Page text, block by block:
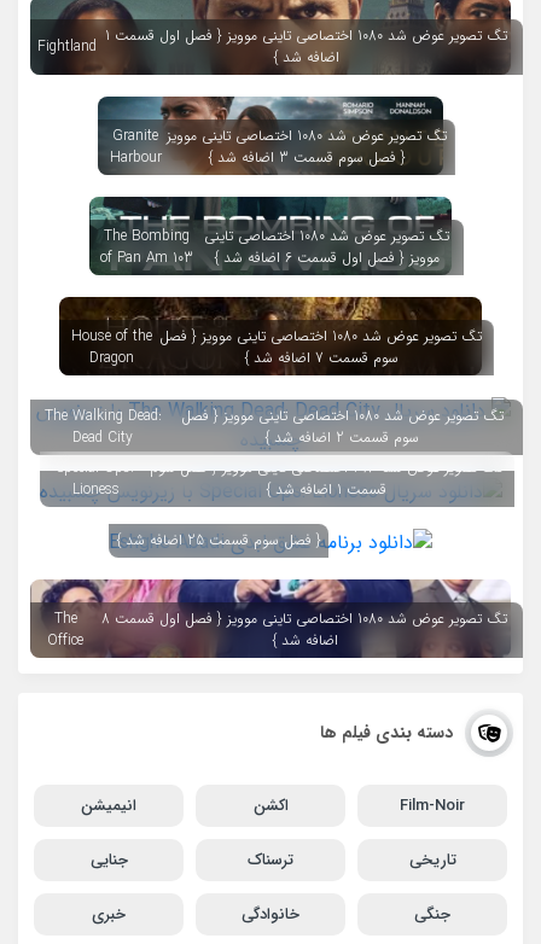
تگ تصویر عوض شد 1080 اختصاصی تاینی موویز { فصل اول قسمت 1
اضافه شد }
Fightland
تگ تصویر عوض شد 1080 اختصاصی تاینی موویز
{ فصل سوم قسمت 3 اضافه شد }
Granite
Harbour
تگ تصویر عوض شد 1080 اختصاصی تاینی
موویز { فصل اول قسمت 6 اضافه شد }
The Bombing
of Pan Am 103
تگ تصویر عوض شد 1080 اختصاصی تاینی موویز { فصل
سوم قسمت 7 اضافه شد }
House of the
Dragon
تگ تصویر عوض شد 1080 اختصاصی تاینی موویز { فصل
سوم قسمت 2 اضافه شد }
The Walking Dead:
Dead City
تگ تصویر عوض شد 1080 اختصاصی تاینی موویز { فصل سوم
قسمت 1 اضافه شد }
Special Ops:
Lioness
{ فصل سوم قسمت 25 اضافه شد }
تگ تصویر عوض شد 1080 اختصاصی تاینی موویز { فصل اول قسمت 8
اضافه شد }
The
Office
دسته بندی فیلم ها
Film-Noir اکشن انیمیشن
تاریخی ترسناک جنایی
جنگی خانوادگی خبری